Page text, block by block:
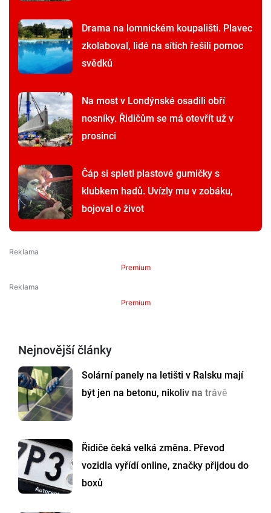
Drama na lomnickém koupališti. Plavec
zkolaboval, lidé na sítích řešili pomoc
svědků
Na most v Londýnské osadili obří
nosníky. Řidičům se má otevřít už v
prosinci
Čáp si spletl plastové gumičky s
klubkem hadů. Uvízly mu v zobáku,
bojoval o život
Premium
Premium
Nejnovější články
Solární panely na letišti v Ralsku mají
být jen na betonu, nikoliv na trávě
Řidiče čeká velká změna. Převod
vozidla vyřídí online, značky přijdou do
boxů